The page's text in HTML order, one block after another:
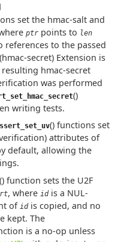
set the hmac-salt and
ptrpoints to len
references to the passed
secret) Extension is
hmac-secret
was performed
()
writing tests.
() functions set
attributes of
default, allowing the
function sets the U2F
, where idis a NUL-
of idis copied, and no
kept. The
is a no-op unless